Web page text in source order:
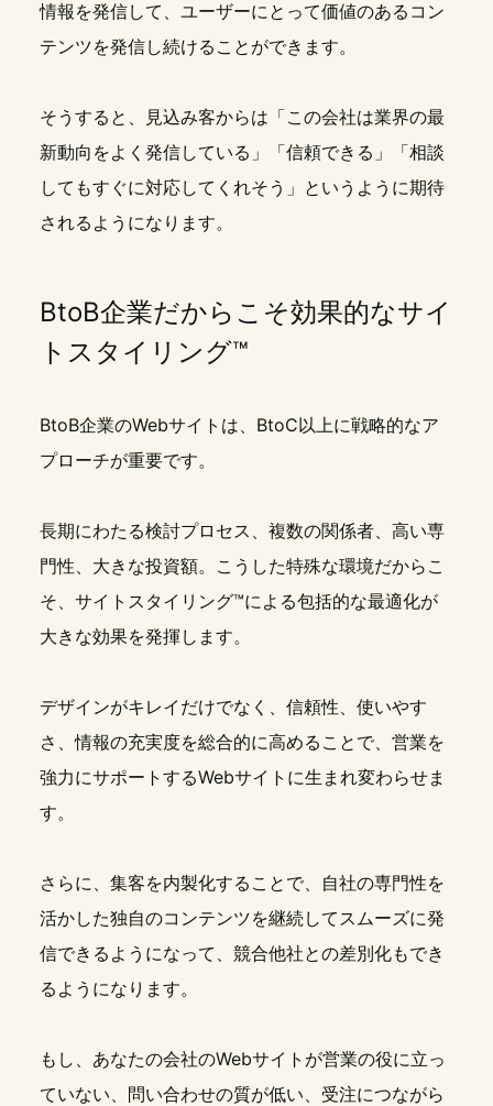
情報を発信して、ユーザーにとって価値のあるコン
テンツを発信し続けることができます。
そうすると、見込み客からは「この会社は業界の最
新動向をよく発信している」「信頼できる」「相談
してもすぐに対応してくれそう」というように期待
されるようになります。
BtoB企業だからこそ効果的なサイ
トスタイリング™
BtoB企業のWebサイトは、BtoC以上に戦略的なア
プローチが重要です。
長期にわたる検討プロセス、複数の関係者、高い専
門性、大きな投資額。こうした特殊な環境だからこ
そ、サイトスタイリング™による包括的な最適化が
大きな効果を発揮します。
デザインがキレイだけでなく、信頼性、使いやす
さ、情報の充実度を総合的に高めることで、営業を
強力にサポートするWebサイトに生まれ変わらせま
す。
さらに、集客を内製化することで、自社の専門性を
活かした独自のコンテンツを継続してスムーズに発
信できるようになって、競合他社との差別化もでき
るようになります。
もし、あなたの会社のWebサイトが営業の役に立っ
ていない、問い合わせの質が低い、受注につながら